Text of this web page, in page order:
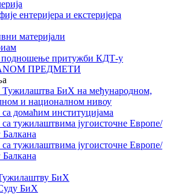
ентеријера и екстеријера
материјали
подношење притужби КДТ-у
ПРЕДМЕТИ
БиХ на међународном,
и националном нивоу
домаћим институцијама
тужилаштвима југоисточне Европе/
Балкана
тужилаштвима југоисточне Европе/
Балкана
БиХ
БиХ